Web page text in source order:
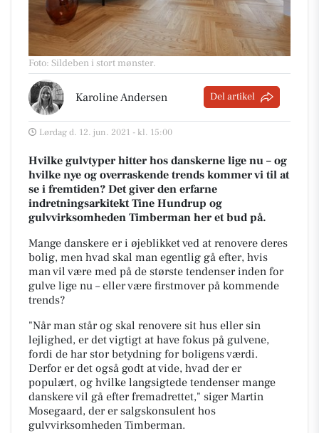
Foto: Sildeben i stort mønster.
Karoline Andersen Del artikel
Lørdag d. 12. jun. 2021 - kl. 15:00
Hvilke gulvtyper hitter hos danskerne lige nu – og
hvilke nye og overraskende trends kommer vi til at
se i fremtiden? Det giver den erfarne
indretningsarkitekt Tine Hundrup og
gulvvirksomheden Timberman her et bud på.
Mange danskere er i øjeblikket ved at renovere deres
bolig, men hvad skal man egentlig gå efter, hvis
man vil være med på de største tendenser inden for
gulve lige nu – eller være firstmover på kommende
trends?
"Når man står og skal renovere sit hus eller sin
lejlighed, er det vigtigt at have fokus på gulvene,
fordi de har stor betydning for boligens værdi.
Derfor er det også godt at vide, hvad der er
populært, og hvilke langsigtede tendenser mange
danskere vil gå efter fremadrettet," siger Martin
Mosegaard, der er salgskonsulent hos
gulvvirksomheden Timberman.